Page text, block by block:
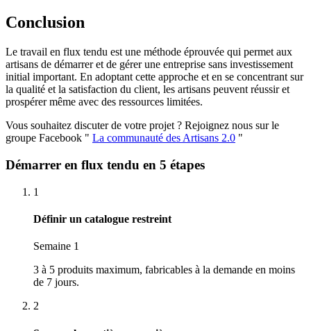
Conclusion
Le travail en flux tendu est une méthode éprouvée qui permet aux
artisans de démarrer et de gérer une entreprise sans investissement
initial important. En adoptant cette approche et en se concentrant sur
la qualité et la satisfaction du client, les artisans peuvent réussir et
prospérer même avec des ressources limitées.
Vous souhaitez discuter de votre projet ? Rejoignez nous sur le
groupe Facebook " La communauté des Artisans 2.0 "
Démarrer en flux tendu en 5 étapes
1
Définir un catalogue restreint
Semaine 1
3 à 5 produits maximum, fabricables à la demande en moins
de 7 jours.
2